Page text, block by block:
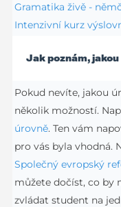
Gramatika živě -
Intenzivní kurz
Jak poznám,
Pokud nevíte, jakou
několik možností.
úrovně. Ten vám
pro vás byla vhodná.
Společný evropský
můžete dočíst, co by
zvládat student na